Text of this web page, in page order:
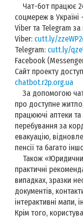
Чат-бот працює
соцмереж в Україні
Viber та Telegram
Viber: cutt.ly/
Telegram: cutt.ly/
Facebook
Сайт проекту
chatbot.r2p.org.ua
За допомогою
про доступне
працюючі аптеки та
перебування за
евакуацію,
пенсії та багато
Також
практичні
випадках, зразки
документів,
інтерактивні мапи,
Крім того,